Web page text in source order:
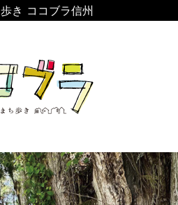
き ココブラ信州